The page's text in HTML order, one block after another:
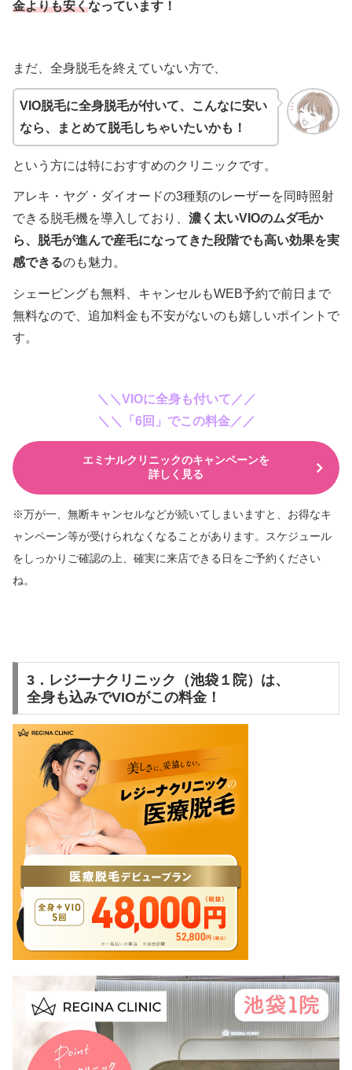
金よりも安くなっています！
まだ、全身脱毛を終えていない方で、
VIO脱毛に全身脱毛が付いて、こんなに安い
なら、まとめて脱毛しちゃいたいかも！
という方には特におすすめのクリニックです。
アレキ・ヤグ・ダイオードの3種類のレーザーを同時照射
できる脱毛機を導入しており、 濃く太いVIOのムダ毛か
ら、脱毛が進んで産毛になってきた段階でも高い効果を実
感できるのも魅力。
シェービングも無料、キャンセルもWEB予約で前日まで
無料なので、追加料金も不安がないのも嬉しいポイントで
す。
＼＼VIOに全身も付いて／／
＼＼「6回」でこの料金／／
エミナルクリニックのキャンペーンを
詳しく見る
※万が一、無断キャンセルなどが続いてしまいますと、 お得なキ
ャンペーン等が受けられなくなることがあります。スケジュール
をしっかりご確認の上、 確実に来店できる日をご予約ください
ね。
3．レジーナクリニック（池袋１院）は、
全身も込みでVIOがこの料金！